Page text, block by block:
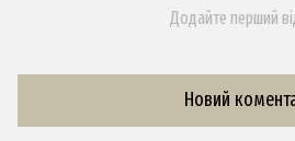
Додайте перший
Новий